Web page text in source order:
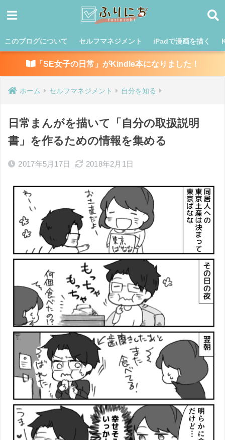
このブログについて セルフマネジメント iPadで漫画を描く
「SE女子の日常」がKindle本になりました！
ホーム セルフマネジメント 自分を知る
日常まんがを描いて「自分の取扱説明
書」を作るための情報を集める
2017年5月17日 2018年2月1日